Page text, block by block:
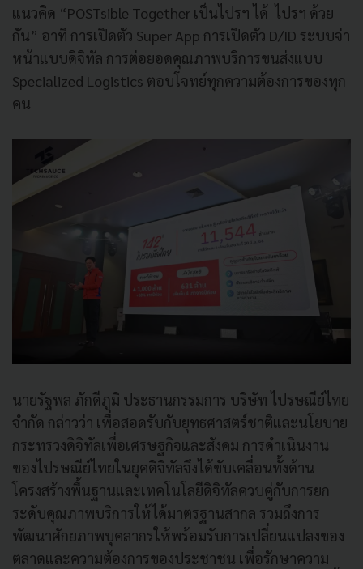
แนวคิด “POSTsible Together เป็นไปรฯ ได้ ไปรฯ ด้วย
กัน” อาทิ การเปิดตัว Super App การเปิดตัว D/ID ระบบจ่า
หน้าแบบดิจิทัล การต่อยอดคุณภาพบริการขนส่งแบบ
Specialized Logistics ตอบโจทย์ทุกความต้องการของทุก
คน
นายรัฐพล ภักดีภูมิ ประธานกรรมการ บริษัท ไปรษณีย์ไทย
จำกัด กล่าวว่า เพื่อสอดรับกับยุทธศาสตร์ชาติและนโยบาย
กระทรวงดิจิทัลเพื่อเศรษฐกิจและสังคม การดำเนินงาน
ของไปรษณีย์ไทยในยุคดิจิทัลจึงได้ขับเคลื่อนทั้งด้าน
โครงสร้างพื้นฐานและเทคโนโลยีดิจิทัลควบคู่กับการยก
ระดับคุณภาพบริการให้ได้มาตรฐานสากล รวมถึงการ
พัฒนาศักยภาพบุคลากรให้พร้อมรับการเปลี่ยนแปลงของ
ตลาดและความต้องการของประชาชน เพื่อรักษาความ